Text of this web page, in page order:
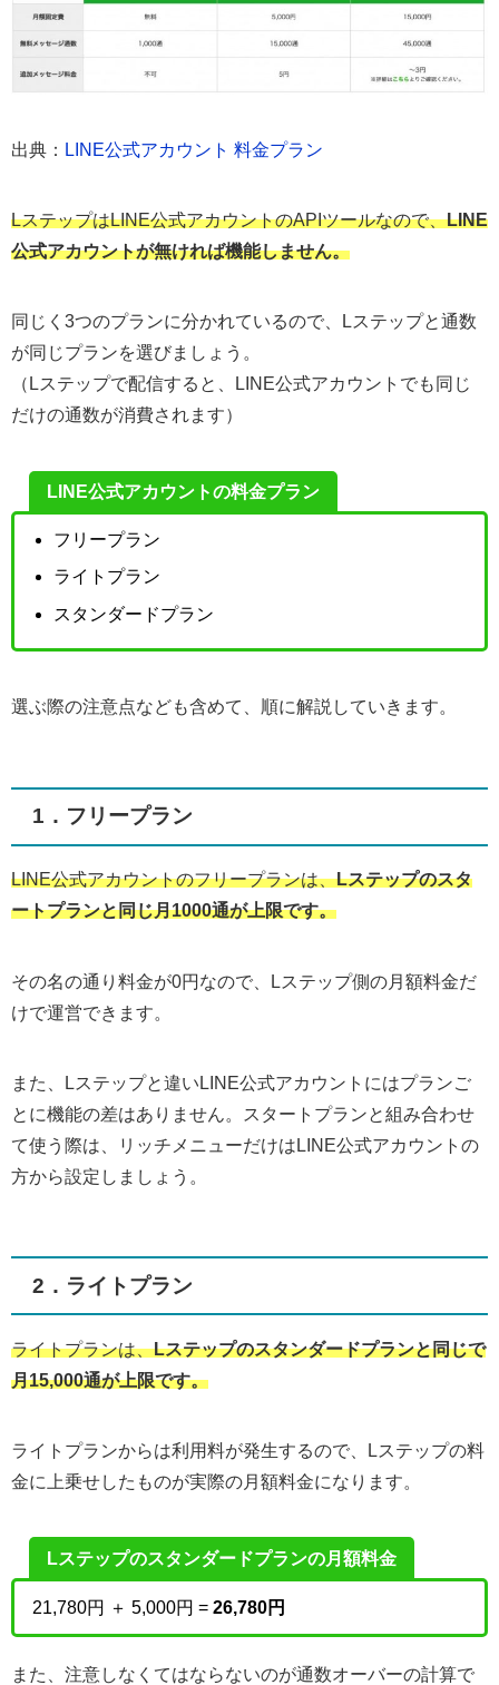
出典： LINE公式アカウント 料金プラン
LステップはLINE公式アカウントのAPIツールなので、LINE
公式アカウントが無ければ機能しません。
同じく3つのプランに分かれているので、Lステップと通数
が同じプランを選びましょう。
（Lステップで配信すると、LINE公式アカウントでも同じ
だけの通数が消費されます）
LINE公式アカウントの料金プラン
フリープラン
ライトプラン
スタンダードプラン
選ぶ際の注意点なども含めて、順に解説していきます。
1．フリープラン
LINE公式アカウントのフリープランは、Lステップのスタ
ートプランと同じ月1000通が上限です。
その名の通り料金が0円なので、Lステップ側の月額料金だ
けで運営できます。
また、Lステップと違いLINE公式アカウントにはプランご
とに機能の差はありません。スタートプランと組み合わせ
て使う際は、リッチメニューだけはLINE公式アカウントの
方から設定しましょう。
2．ライトプラン
ライトプランは、Lステップのスタンダードプランと同じで
月15,000通が上限です。
ライトプランからは利用料が発生するので、Lステップの料
金に上乗せしたものが実際の月額料金になります。
Lステップのスタンダードプランの月額料金
21,780円 ＋ 5,000円 = 26,780円
また、注意しなくてはならないのが通数オーバーの計算で